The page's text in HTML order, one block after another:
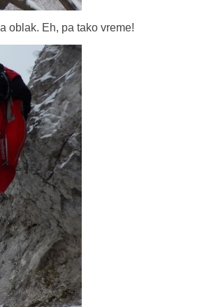
oblak. Eh, pa tako vreme!